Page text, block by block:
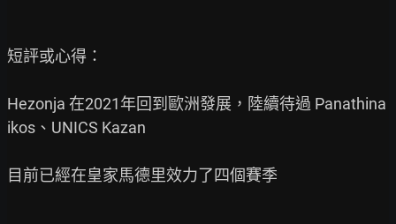
短評或心得：
Hezonja 在2021年回到歐洲發展，陸續待過 Panathina
ikos、UNICS Kazan
目前已經在皇家馬德里效力了四個賽季